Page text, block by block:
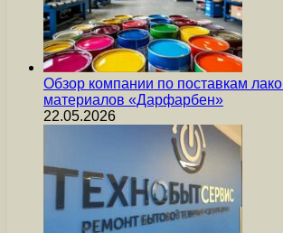
Обзор компании по поставкам
материалов «Дарфарбен»
22.05.2026